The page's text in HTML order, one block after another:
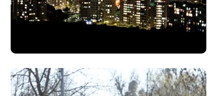
City Quest prin Chișinău
#Recreative #Sociale